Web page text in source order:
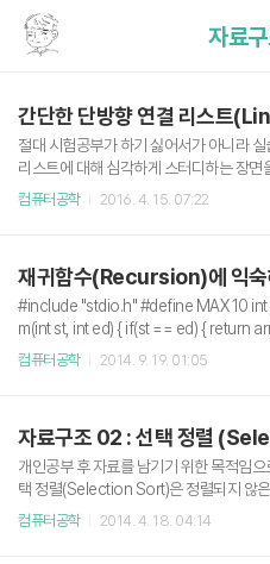
자료
절대 시험공부가 하기 싫어서가 아니라
리스트에 대해 심각하게 스터디하는 장면
후배들 가르칠 때 생각도 나고 해서 잠깐
지 않은 로직 즉, 사용자로 부터 Node를
p 영역에 공간을 할당하고 그 할당된 친구
삭제하거나, 간단하게 출력만 하거나 등등
컴퓨터공학 2016. 4. 15. 07:22
재귀함수(Recursion)에 익숙
#include "stdio.h" #define MAX 10
m(int st, int ed) { if(st == ed) { return
[ed]; } void main() { printf("sum : %d ",
이에 익숙해지기 위해서는 모든 문제에 대
컴퓨터공학 2014. 9. 19. 01:05
자료구조 02 : 선택 정렬
개인공부 후 자료를 남기기 위한 목적임
택 정렬(Selection Sort)은 정렬되지 않
를 선택하여 위치를 교환하는 정렬 방식이
컴퓨터공학 2014. 4. 18. 04:14